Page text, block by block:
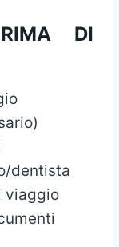
DI
dentista
viaggio